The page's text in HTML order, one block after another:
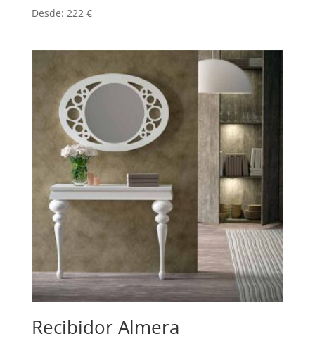
Desde: 222 €
Recibidor Almera